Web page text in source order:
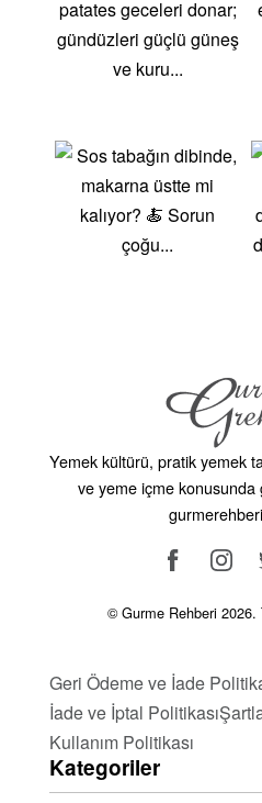
Yemek kültürü, pratik yemek
ve yeme içme konusunda
© Gurme Rehberi 2026.
Geri Ödeme ve İade
İade ve İptal Politikası
Kullanım Politikası
Kategoriler